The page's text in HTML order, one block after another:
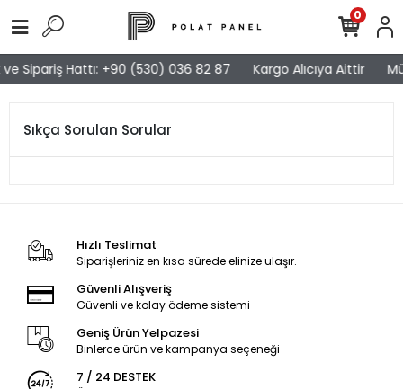
Sipariş Hattı: +90 (530) 036 82 87 Kargo Alıcıya Aittir
0
Sıkça Sorulan Sorular
Hızlı Teslimat
Siparişleriniz en kısa sürede elinize ulaşır.
Güvenli Alışveriş
Güvenli ve kolay ödeme sistemi
Geniş Ürün Yelpazesi
Binlerce ürün ve kampanya seçeneği
7 / 24 DESTEK